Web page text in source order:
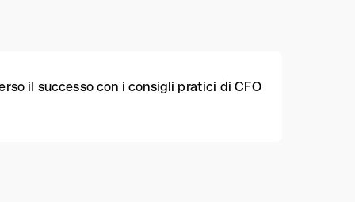
il successo con i consigli pratici di CFO